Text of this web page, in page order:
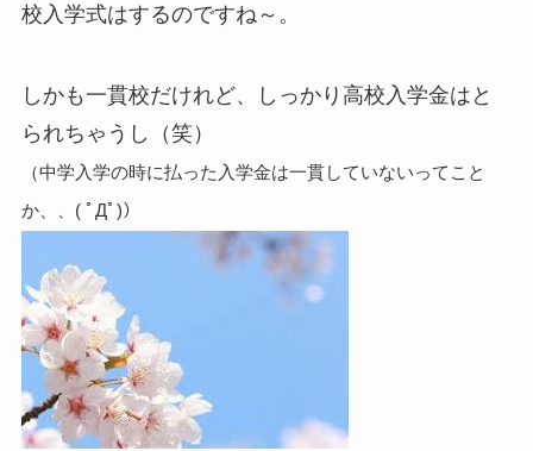
校入学式はするのですね～。
しかも一貫校だけれど、しっかり高校入学金はと
られちゃうし（笑）
（中学入学の時に払った入学金は一貫していないってこと
か、、( ﾟДﾟ)）